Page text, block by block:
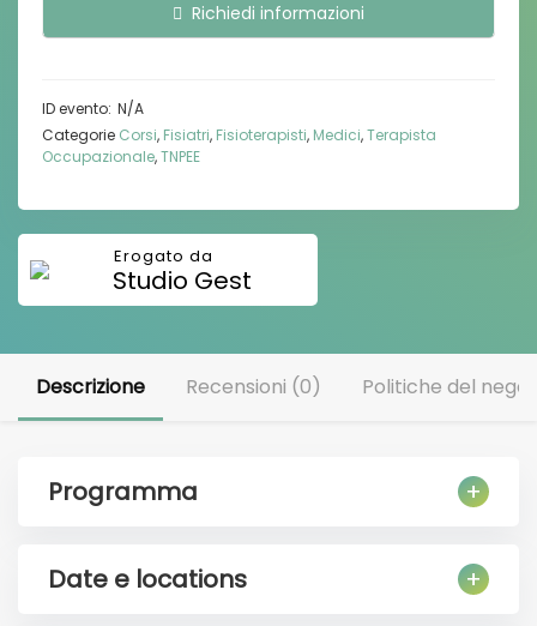
Richiedi informazioni
N/A
Categorie Corsi, Fisiatri, Fisioterapisti, Medici,Terapista
Occupazionale,TNPEE
Studio Gest
Descrizione Recensioni (0) Politiche del
Programma
Date e locations